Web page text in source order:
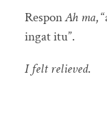
ResponAh ma,
ingat itu”.
I felt relieved.